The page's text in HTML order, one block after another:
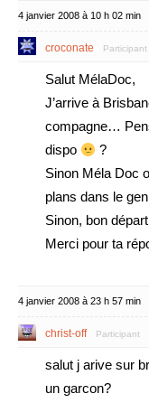
4 janvier 2008 à 10 h 02 min
croconate Participant
Salut MélaDoc,
J’arrive à
compagne…
dispo
?
Sinon Méla Doc
plans dans le
Sinon, bon
Merci pour ta
4 janvier 2008 à 23 h 57 min
christ-off Participant
salut j arive sur
un garcon?